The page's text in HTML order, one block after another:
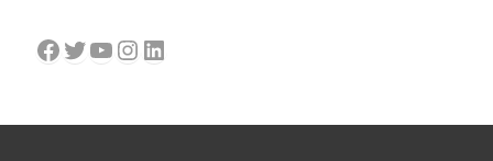
Facebook
Twitter
YouTube
Instagram
LinkedIn